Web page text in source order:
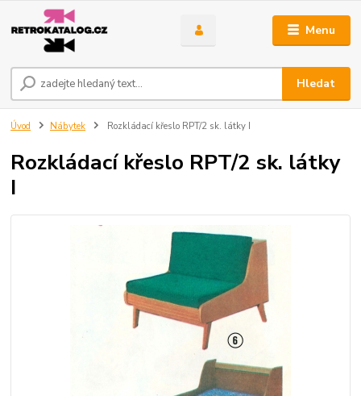
Menu
Hledat
Úvod Nábytek Rozkládací křeslo RPT/2 sk. látky I
Rozkládací křeslo RPT/2 sk. látky
I